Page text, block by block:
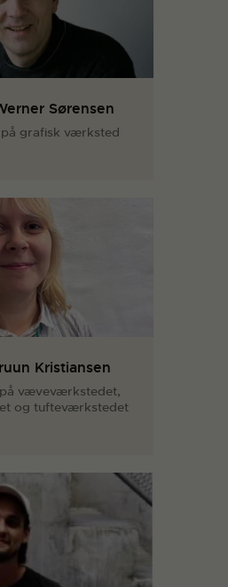
Sørensen
på grafisk værksted
Kristiansen
på væveværkstedet,
og tufteværkstedet